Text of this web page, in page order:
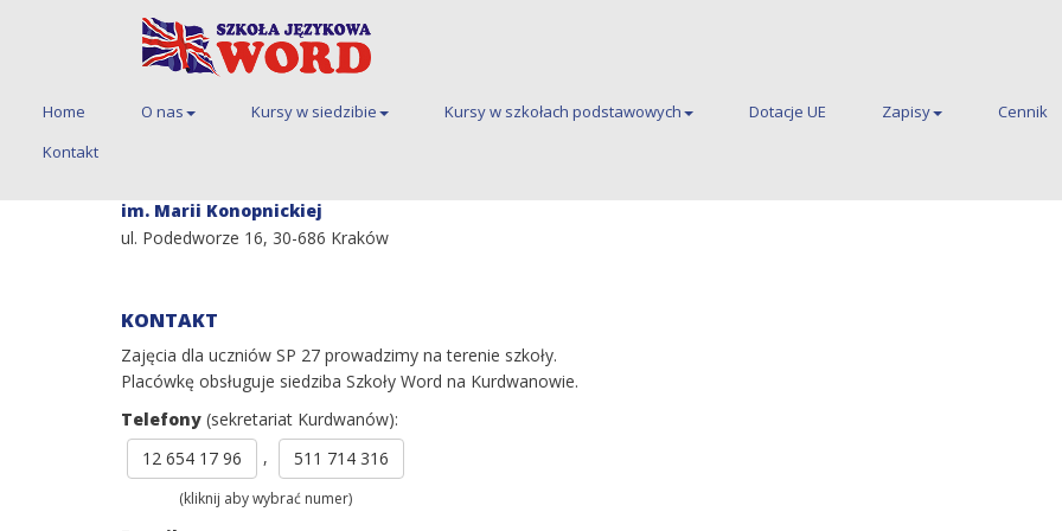
Home O nas Kursy w siedzibie Kursy w szkołach podstawowych Dotacje UE Zapisy Cennik
Kontakt
Kursy w szkołach podstawowych Szkoła podstawowa nr 27
im. Marii Konopnickiej
ul. Podedworze 16, 30-686 Kraków
KONTAKT
Zajęcia dla uczniów SP 27 prowadzimy na terenie szkoły.
Placówkę obsługuje siedziba Szkoły Word na Kurdwanowie.
Telefony (sekretariat Kurdwanów):
12 654 17 96
, 511 714 316
(kliknij aby wybrać numer)